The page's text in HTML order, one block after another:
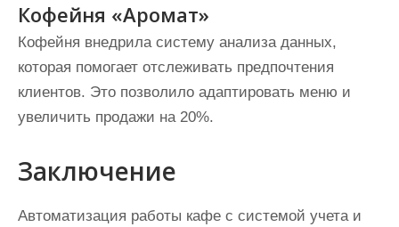
Кофейня «Аромат»
Кофейня внедрила систему анализа данных,
которая помогает отслеживать предпочтения
клиентов. Это позволило адаптировать меню и
увеличить продажи на 20%.
Заключение
Автоматизация работы кафе с системой учета и